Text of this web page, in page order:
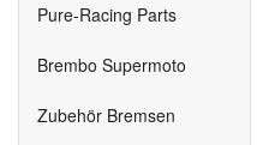
Pure-Racing Parts
Brembo Supermoto
Zubehör Bremsen